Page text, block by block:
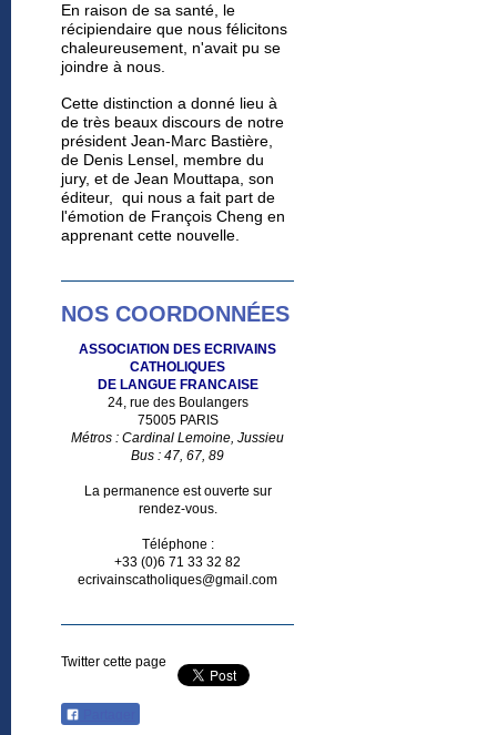
En raison de sa santé, le
récipiendaire que nous félicitons
chaleureusement, n'avait pu se
joindre à nous.
Cette distinction a donné lieu à
de très beaux discours de notre
président Jean-Marc Bastière,
de Denis Lensel, membre du
jury, et de Jean Mouttapa, son
éditeur, qui nous a fait part de
l'émotion de François Cheng en
apprenant cette nouvelle.
NOS COORDONNÉES
ASSOCIATION DES ECRIVAINS
CATHOLIQUES
DE LANGUE FRANCAISE
24, rue des Boulangers
75005 PARIS
Métros : Cardinal Lemoine, Jussieu
Bus : 47, 67, 89
La permanence est ouverte sur
rendez-vous.
Téléphone :
+33 (0)6 71 33 32 82
ecrivainscatholiques@gmail.com
Twitter cette page